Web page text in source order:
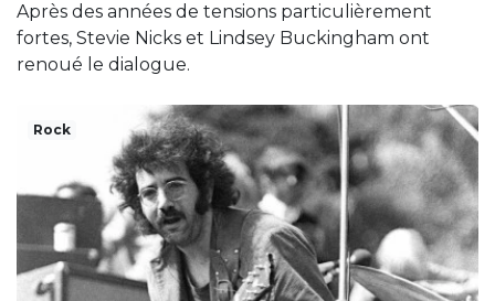
Après des années de tensions particulièrement
fortes, Stevie Nicks et Lindsey Buckingham ont
renoué le dialogue.
Rock